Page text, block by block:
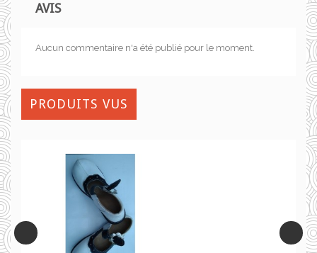
AVIS
Aucun commentaire n'a été publié pour le moment.
PRODUITS VUS